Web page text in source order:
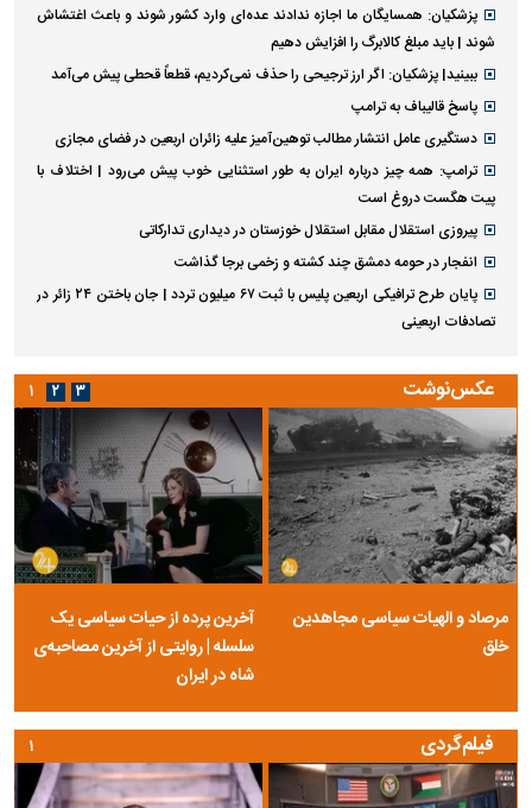
پزشکیان: همسایگان ما اجازه ندادند عده‌ای وارد کشور شوند و باعث اغتشاش
شوند | باید مبلغ کالابرگ را افزایش دهیم
ببینید| پزشکیان: اگر ارز ترجیحی را حذف نمی‌کردیم، قطعاً قحطی پیش می‌آمد
پاسخ قالیباف به ترامپ
دستگیری عامل انتشار مطالب توهین‌آمیز علیه زائران اربعین در فضای مجازی
ترامپ: همه چیز درباره ایران به طور استثنایی خوب پیش می‌رود | اختلاف با
پیت هگست دروغ است
پیروزی استقلال مقابل استقلال خوزستان در دیداری تدارکاتی
انفجار در حومه دمشق چند کشته و زخمی برجا گذاشت
پایان طرح ترافیکی اربعین پلیس با ثبت ۶۷ میلیون تردد | جان باختن ۲۴ زائر در
تصادفات اربعینی
عکس‌نوشت
مرصاد و الهیات سیاسی مجاهدین
خلق
آخرین پرده از حیات سیاسی یک
سلسله | روایتی از آخرین مصاحبه‌ی
شاه در ایران
۱ ۲ ۳
فیلم‌گردی ۱